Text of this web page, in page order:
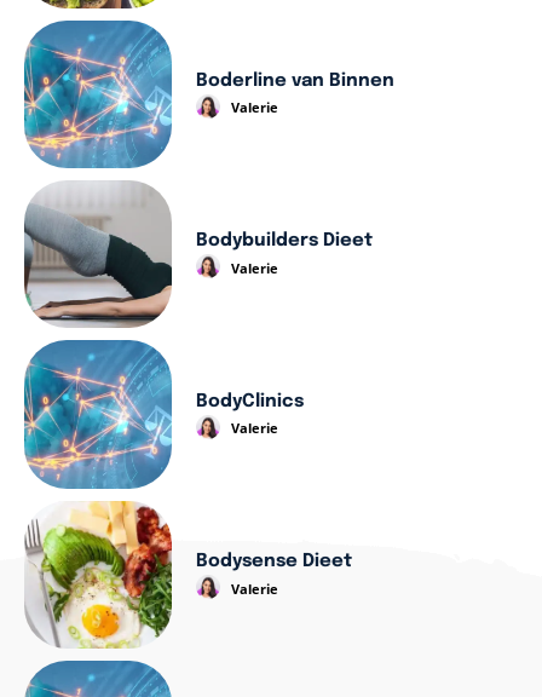
Boderline van Binnen
Valerie
Bodybuilders Dieet
Valerie
BodyClinics
Valerie
Bodysense Dieet
Valerie